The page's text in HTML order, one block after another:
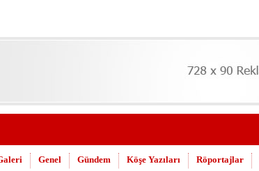
Genel Gündem Köşe Yazıları Röportajlar